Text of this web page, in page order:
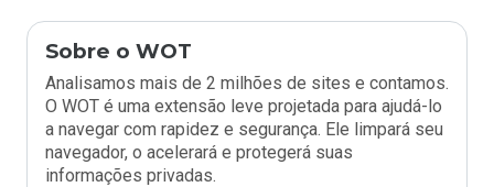
Sobre o WOT
Analisamos mais de 2 milhões de sites e contamos.
O WOT é uma extensão leve projetada para ajudá-lo
a navegar com rapidez e segurança. Ele limpará seu
navegador, o acelerará e protegerá suas
informações privadas.